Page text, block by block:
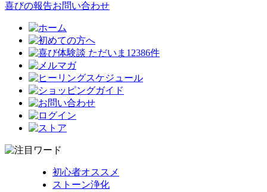
喜びの報告お問い合わせ
ただいま12386件
初心者オススメ
ストーン浄化